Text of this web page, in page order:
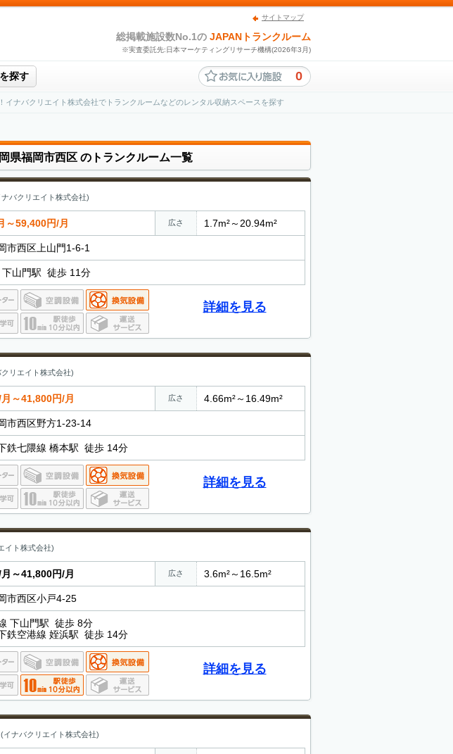
サイトマップ
総掲載施設数No.1の JAPANトランクルーム
※実査委託先:日本マーケティングリサーチ機構(2026年3月)
探す 0
ナバクリエイト株式会社でトランクルームなどのレンタル収納スペースを探す
県福岡市西区 のトランクルーム一覧
バクリエイト株式会社)
～59,400円/月 広さ 1.7m²～20.94m²
市西区上山門1-6-1
下山門駅 徒歩 11分
詳細を見る
リエイト株式会社)
～41,800円/月 広さ 4.66m²～16.49m²
市西区野方1-23-14
鉄七隈線 橋本駅 徒歩 14分
詳細を見る
イト株式会社)
～41,800円/月 広さ 3.6m²～16.5m²
市西区小戸4-25
下山門駅 徒歩 8分
鉄空港線 姪浜駅 徒歩 14分
詳細を見る
(イナバクリエイト株式会社)